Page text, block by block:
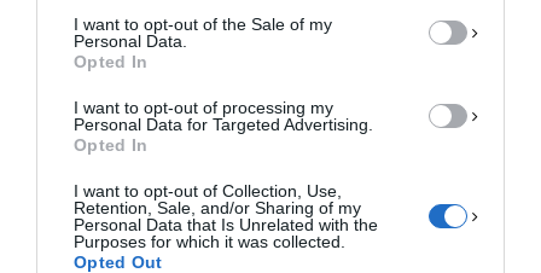
I want to opt-out of the Sale of my
Personal Data.
Opted In
I want to opt-out of processing my
Personal Data for Targeted Advertising.
Opted In
I want to opt-out of Collection, Use,
Retention, Sale, and/or Sharing of my
Personal Data that Is Unrelated with the
Purposes for which it was collected.
Opted Out
ΠΡΟΒΟΛΉ ΠΡΟΤΙΜΉΣΕΩΝ
Πολιτική Cookies